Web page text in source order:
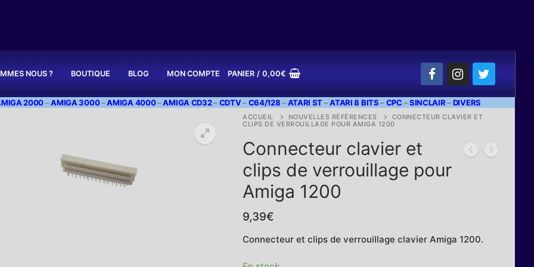
NOUS ? BOUTIQUE BLOG MON COMPTE PANIER / 0,00€
2000–AMIGA 3000–AMIGA 4000–AMIGA CD32–CDTV–C64/128–ATARI ST–ATARI 8 BITS–CPC –SINCLAIR–DIVERS
ACCUEIL NOUVELLES RÉFÉRENCES
CONNECTEUR CLAVIER ET
CLIPS DE VERROUILLAGE POUR AMIGA 1200
Connecteur clavier et
clips de verrouillage pour
Amiga 1200
9,39€
Connecteur et clips de verrouillage clavier Amiga 1200.